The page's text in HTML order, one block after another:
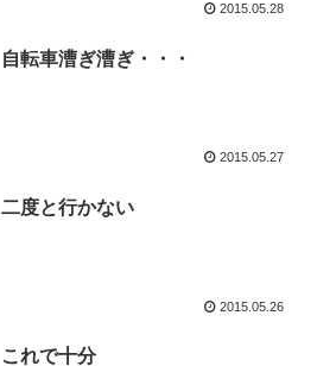
2015.05.28
自転車漕ぎ漕ぎ・・・
2015.05.27
二度と行かない
2015.05.26
これで十分